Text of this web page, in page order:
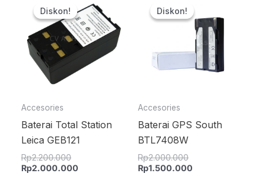
Diskon!
Diskon!
Accesories
Baterai Total Station
Leica GEB121
Rp2.200.000
aslinya
adalah:
Rp2.200.000.
Rp2.000.000
saat
ini
adalah:
Rp2.000.000.
Diskon!
Diskon!
Accesories
Baterai GPS South
BTL7408W
Rp2.000.000
adalah:
Rp2.000.000.
Rp1.500.000
ini
adalah:
Rp1.500.000.